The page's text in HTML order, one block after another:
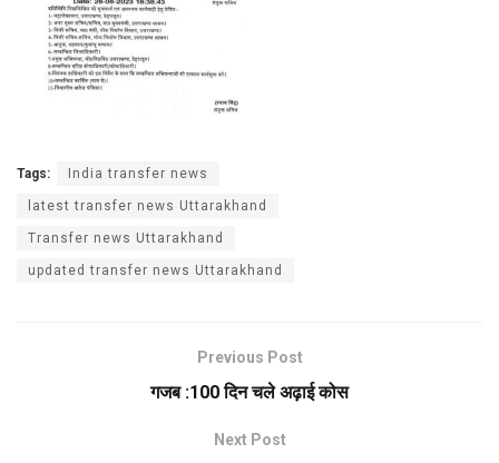
Tags: India transfer news
latest transfer news Uttarakhand
Transfer news Uttarakhand
updated transfer news Uttarakhand
Previous Post
गजब :100 दिन चले अढ़ाई कोस
Next Post